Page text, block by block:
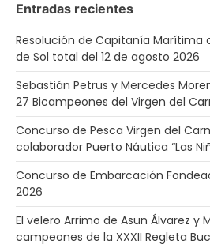
Entradas recientes
Resolución de Capitanía Marítima
de Sol total del 12 de agosto 2026
Sebastián Petrus y Mercedes
27 Bicampeones del Virgen del
Concurso de Pesca Virgen del
colaborador Puerto Náutica “Las
Concurso de Embarcación
2026
El velero Arrimo de Asun Álvarez y
campeones de la XXXII Regleta